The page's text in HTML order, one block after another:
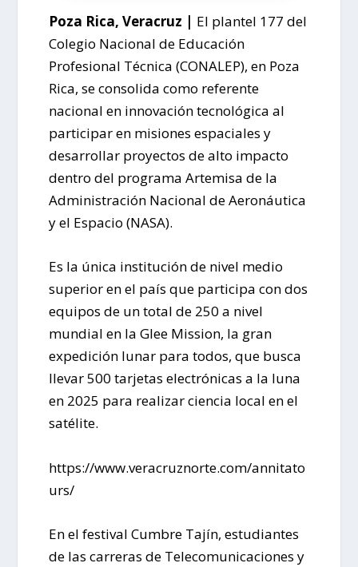
Poza Rica, Veracruz | El plantel 177 del
Colegio Nacional de Educación
Profesional Técnica (CONALEP), en Poza
Rica, se consolida como referente
nacional en innovación tecnológica al
participar en misiones espaciales y
desarrollar proyectos de alto impacto
dentro del programa Artemisa de la
Administración Nacional de Aeronáutica
y el Espacio (NASA).
Es la única institución de nivel medio
superior en el país que participa con dos
equipos de un total de 250 a nivel
mundial en la Glee Mission, la gran
expedición lunar para todos, que busca
llevar 500 tarjetas electrónicas a la luna
en 2025 para realizar ciencia local en el
satélite.
https://www.veracruznorte.com/annitato
urs/
En el festival Cumbre Tajín, estudiantes
de las carreras de Telecomunicaciones y